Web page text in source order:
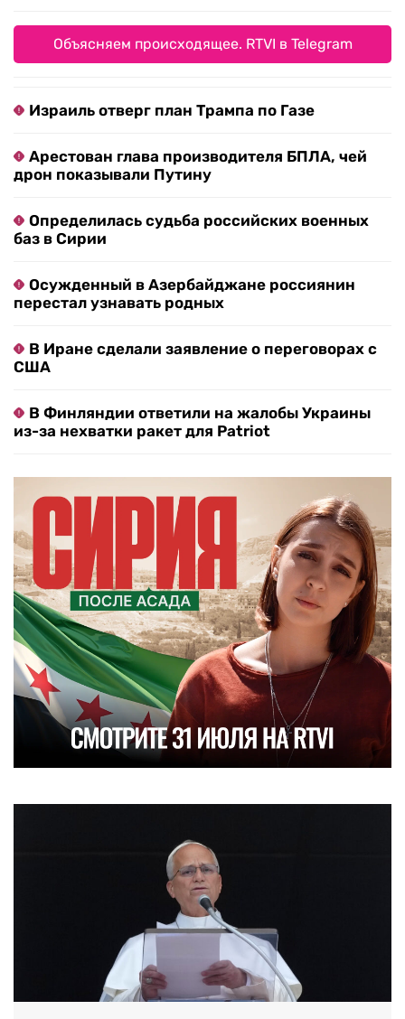
Объясняем происходящее. RTVI в Telegram
Израиль отверг план Трампа по Газе
Арестован глава производителя БПЛА, чей
дрон показывали Путину
Определилась судьба российских военных
баз в Сирии
Осужденный в Азербайджане россиянин
перестал узнавать родных
В Иране сделали заявление о переговорах с
США
В Финляндии ответили на жалобы Украины
из-за нехватки ракет для Patriot